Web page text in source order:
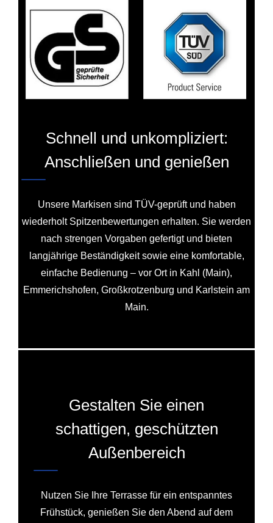
Schnell und unkompliziert:
Anschließen und genießen
Unsere Markisen sind TÜV-geprüft und haben
wiederholt Spitzenbewertungen erhalten. Sie werden
nach strengen Vorgaben gefertigt und bieten
langjährige Beständigkeit sowie eine komfortable,
einfache Bedienung – vor Ort in Kahl (Main),
Emmerichshofen, Großkrotzenburg und Karlstein am
Main.
Gestalten Sie einen
schattigen, geschützten
Außenbereich
Nutzen Sie Ihre Terrasse für ein entspanntes
Frühstück, genießen Sie den Abend auf dem